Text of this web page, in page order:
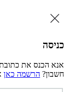
כניסה
אנא הכנס את כתובת
חשבון? הרשמה כאן